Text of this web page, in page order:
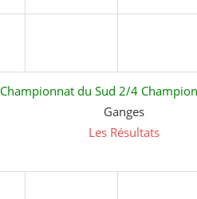
Championnat du Sud 2/4
Ganges
Les Résultats